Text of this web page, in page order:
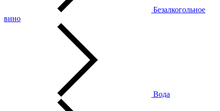
Безалкогольное
вино
Вода